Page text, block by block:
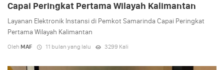
Capai Peringkat Pertama Wilayah Kalimantan
Layanan Elektronik Instansi di Pemkot Samarinda Capai Peringkat
Pertama Wilayah Kalimantan
Oleh MAF 11 bulan yang lalu 3299 Kali